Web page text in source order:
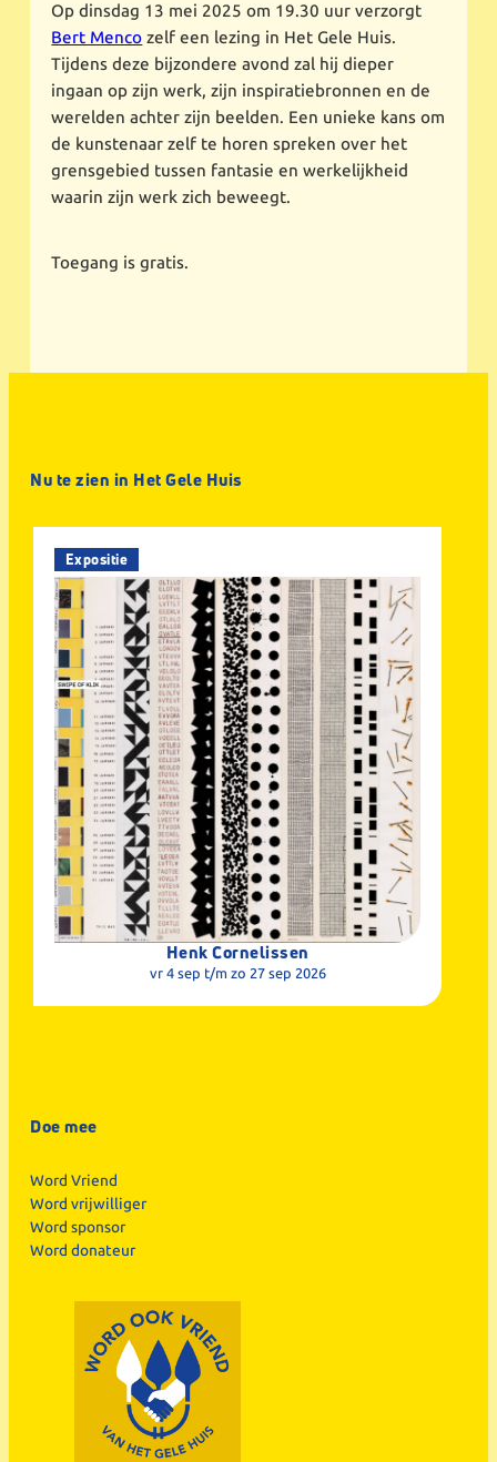
Op dinsdag 13 mei 2025 om 19.30 uur verzorgt
Bert Menco zelf een lezing in Het Gele Huis.
Tijdens deze bijzondere avond zal hij dieper
ingaan op zijn werk, zijn inspiratiebronnen en de
werelden achter zijn beelden. Een unieke kans om
de kunstenaar zelf te horen spreken over het
grensgebied tussen fantasie en werkelijkheid
waarin zijn werk zich beweegt.
Toegang is gratis.
Nu te zien in Het Gele Huis
Expositie
Henk Cornelissen
vr 4 sep t/m zo 27 sep 2026
Doe mee
Word Vriend
Word vrijwilliger
Word sponsor
Word donateur